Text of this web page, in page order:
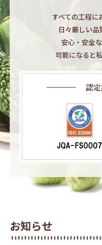
すべての工程に
日々厳しい品
安心・安全
可能になると
認
お知らせ